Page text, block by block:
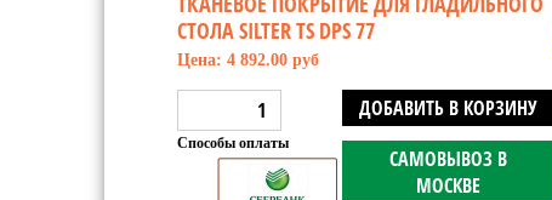
СТОЛА SILTER TS DPS 77
Цена: 4 892.00 руб
ДОБАВИТЬ В КОРЗИНУ
САМОВЫВОЗ В
МОСКВЕ
Способы оплаты